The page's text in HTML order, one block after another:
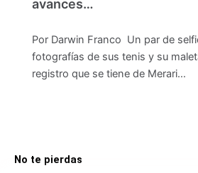
avances…
Por Darwin Franco Un par de
fotografías de sus tenis y su
registro que se tiene de Merari…
No te pierdas